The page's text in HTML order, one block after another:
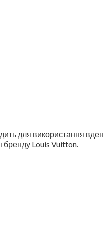
для використання
бренду Louis Vuitton.